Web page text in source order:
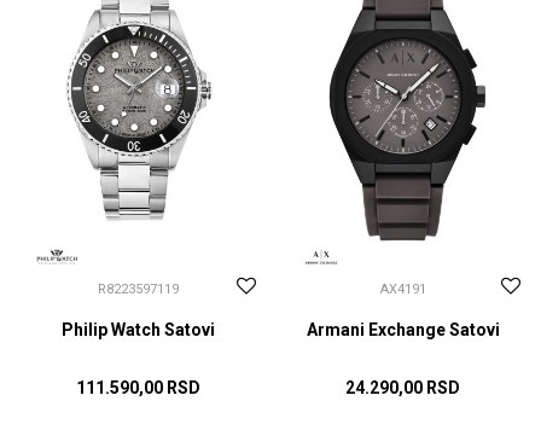
R8223597119
Philip Watch Satovi
111.590,00 RSD
AX4191
Armani Exchange Satovi
24.290,00 RSD